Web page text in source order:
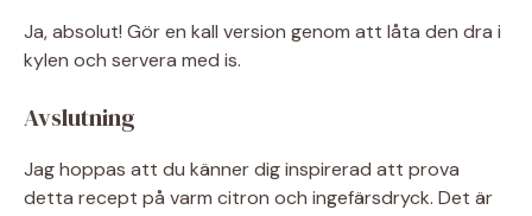
Ja, absolut! Gör en kall version genom att låta den dra i
kylen och servera med is.
Avslutning
Jag hoppas att du känner dig inspirerad att prova
detta recept på varm citron och ingefärsdryck. Det är